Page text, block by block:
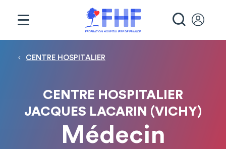
Fil d'Ariane
CENTRE HOSPITALIER
CENTRE HOSPITALIER
JACQUES LACARIN (VICHY)
Médecin
Panneau de gestion des cookies